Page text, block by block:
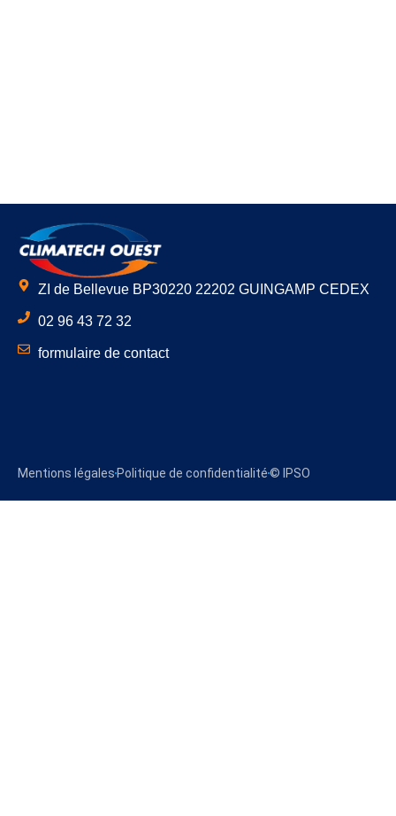
ZI de Bellevue BP30220 22202 GUINGAMP CEDEX
02 96 43 72 32
formulaire de contact
Mentions légalesPolitique de confidentialité© IPSO